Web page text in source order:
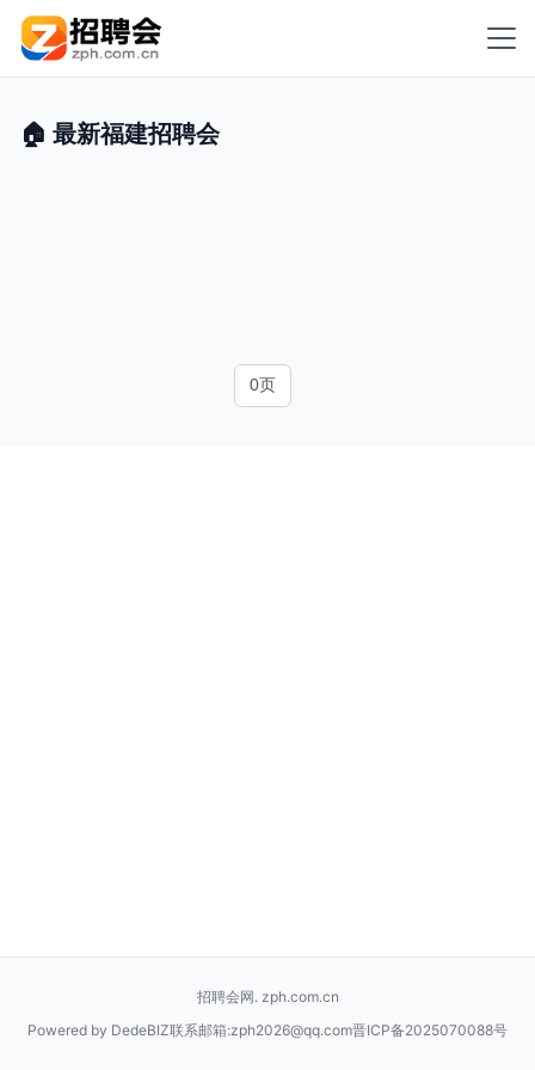
🏠 最新福建招聘会
0页
招聘会网. zph.com.cn
Powered by DedeBIZ联系邮箱:zph2026@qq.com晋ICP备2025070088号